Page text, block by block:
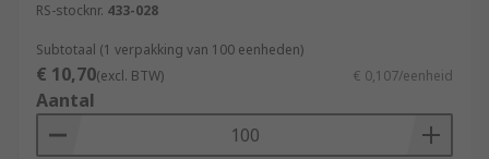
RS-stocknr. 433-028
Subtotaal (1 verpakking van 100 eenheden)
€ 10,70(excl. BTW) € 0,107/eenheid
Aantal